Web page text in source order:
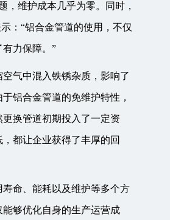
，维护成本几乎为零。同时，
：“铝合金管道的使用，不仅
力保障。”
气中混入铁锈杂质，影响了
铝合金管道的免维护特性，
换管道初期投入了一定资
都让企业获得了丰厚的回
命、能耗以及维护等多个方
够优化自身的生产运营成